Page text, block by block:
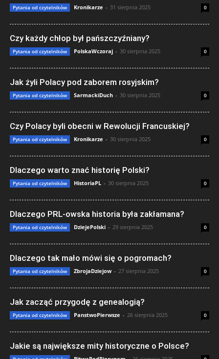
Pytania od czytelników Kronikarze - 31 sierpnia 2025 0
Czy każdy chłop był pańszczyźniany?
Pytania od czytelników PolskaWczoraj - 30 sierpnia 2025 0
Jak żyli Polacy pod zaborem rosyjskim?
Pytania od czytelników SarmackiDuch - 30 sierpnia 2025 0
Czy Polacy byli obecni w Rewolucji Francuskiej?
Pytania od czytelników Kronikarze - 30 sierpnia 2025 0
Dlaczego warto znać historię Polski?
Pytania od czytelników HistoriaPL - 30 sierpnia 2025 0
Dlaczego PRL-owska historia była zakłamana?
Pytania od czytelników DziejePolski - 29 sierpnia 2025 0
Dlaczego tak mało mówi się o pogromach?
Pytania od czytelników ZbrojaDziejow - 27 sierpnia 2025 0
Jak zacząć przygodę z genealogią?
Pytania od czytelników PanstwoPierwsze - 26 sierpnia 2025 0
Jakie są największe mity historyczne o Polsce?